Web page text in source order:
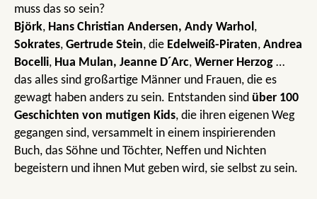
muss das so sein?
Björk, Hans Christian Andersen, Andy Warhol,
Sokrates, Gertrude Stein, die Edelweiß-Piraten, Andrea
Bocelli, Hua Mulan, Jeanne D´Arc, Werner Herzog …
das alles sind großartige Männer und Frauen, die es
gewagt haben anders zu sein. Entstanden sind über 100
Geschichten von mutigen Kids, die ihren eigenen Weg
gegangen sind, versammelt in einem inspirierenden
Buch, das Söhne und Töchter, Neffen und Nichten
begeistern und ihnen Mut geben wird, sie selbst zu sein.